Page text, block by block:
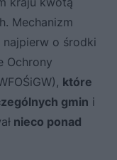
Mechanizm
o środki
Ochrony
które
gmin i
nieco ponad